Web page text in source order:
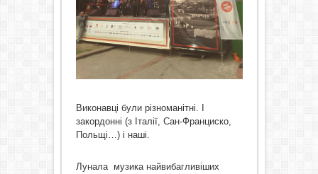
Виконавці були різноманітні. І
закордонні (з Італії, Сан-Франциско,
Польщі…) і наші.
Лунала музика найвибагливіших